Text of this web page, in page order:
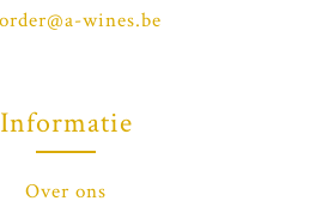
order@a-wines.be
Informatie
Over ons